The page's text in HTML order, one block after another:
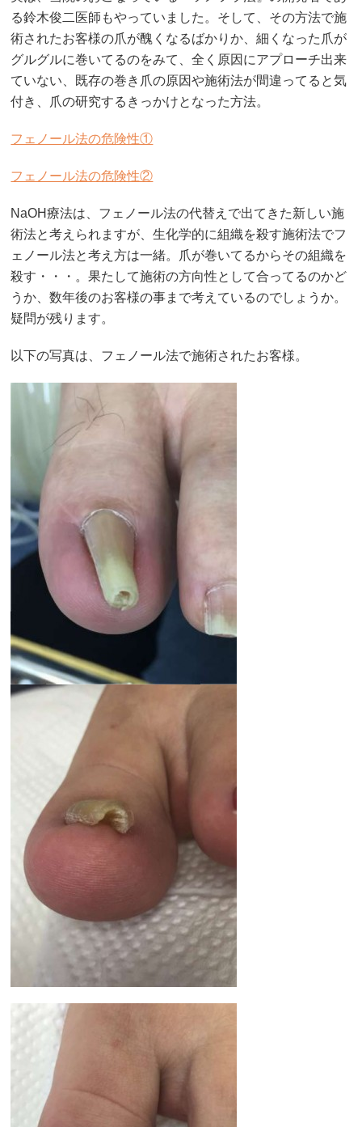
る鈴木俊二医師もやっていました。そして、その方法で施
術されたお客様の爪が醜くなるばかりか、細くなった爪が
グルグルに巻いてるのをみて、全く原因にアプローチ出来
ていない、既存の巻き爪の原因や施術法が間違ってると気
付き、爪の研究するきっかけとなった方法。
フェノール法の危険性①
フェノール法の危険性②
NaOH療法は、フェノール法の代替えで出てきた新しい施
術法と考えられますが、生化学的に組織を殺す施術法でフ
ェノール法と考え方は一緒。爪が巻いてるからその組織を
殺す・・・。果たして施術の方向性として合ってるのかど
うか、数年後のお客様の事まで考えているのでしょうか。
疑問が残ります。
以下の写真は、フェノール法で施術されたお客様。